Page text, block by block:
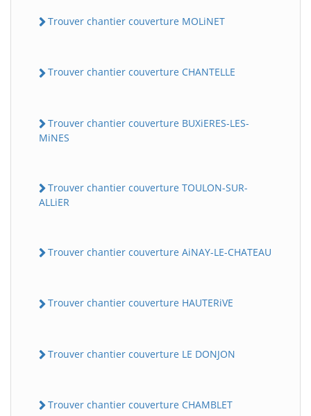
Trouver chantier couverture MOLiNET
Trouver chantier couverture CHANTELLE
Trouver chantier couverture BUXiERES-LES-
MiNES
Trouver chantier couverture TOULON-SUR-
ALLiER
Trouver chantier couverture AiNAY-LE-CHATEAU
Trouver chantier couverture HAUTERiVE
Trouver chantier couverture LE DONJON
Trouver chantier couverture CHAMBLET